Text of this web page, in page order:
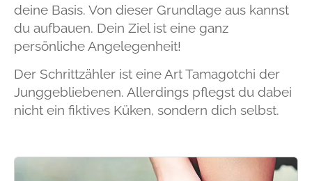
deine Basis. Von dieser Grundlage aus kannst
du aufbauen. Dein Ziel ist eine ganz
persönliche Angelegenheit!
Der Schrittzähler ist eine Art Tamagotchi der
Junggebliebenen. Allerdings pflegst du dabei
nicht ein fiktives Küken, sondern dich selbst.